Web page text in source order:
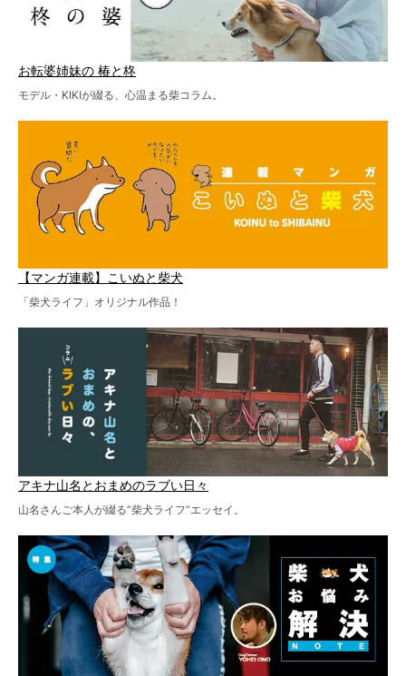
お転婆姉妹の 椿と柊
モデル・KIKIが綴る、心温まる柴コラム。
【マンガ連載】こいぬと柴犬
「柴犬ライフ」オリジナル作品！
アキナ山名とおまめのラブい日々
山名さんご本人が綴る“柴犬ライフ”エッセイ。